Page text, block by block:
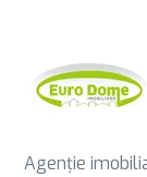
Agenție